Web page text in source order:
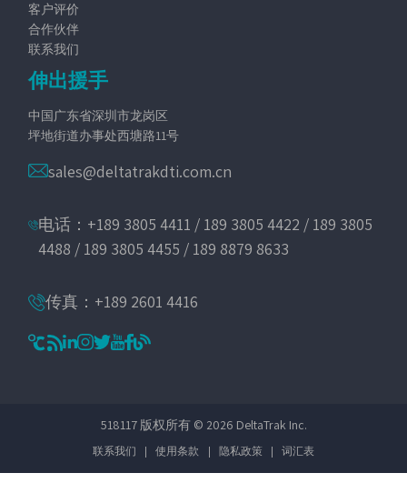
客户评价
合作伙伴
联系我们
伸出援手
中国广东省深圳市龙岗区
坪地街道办事处西塘路11号
sales@deltatrakdti.com.cn
电话：+189 3805 4411 / 189 3805 4422 / 189 3805
4488 / 189 3805 4455 / 189 8879 8633
传真：+189 2601 4416
518117 版权所有 © 2026 DeltaTrak Inc.
联系我们 | 使用条款 | 隐私政策 | 词汇表